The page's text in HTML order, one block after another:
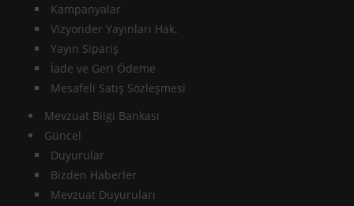
Kampanyalar
Vizyonder Yayınları Hak.
Yayın Sipariş
İade ve Geri Ödeme
Mesafeli Satış Sözleşmesi
Mevzuat Bilgi Bankası
Güncel
Duyurular
Bizden Haberler
Mevzuat Duyuruları